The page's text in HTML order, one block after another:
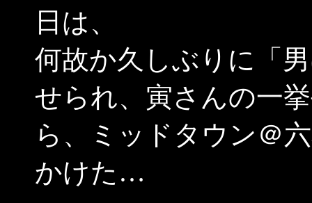
日は、
何故か久しぶりに「
せられ、寅さんの一
ら、ミッドタウン＠
かけた…